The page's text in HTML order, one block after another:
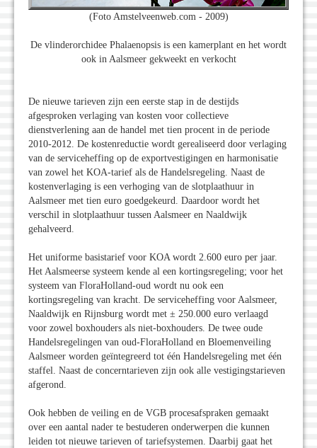
(Foto Amstelveenweb.com - 2009)
De vlinderorchidee Phalaenopsis is een kamerplant en het wordt
ook in Aalsmeer gekweekt en verkocht
De nieuwe tarieven zijn een eerste stap in de destijds
afgesproken verlaging van kosten voor collectieve
dienstverlening aan de handel met tien procent in de periode
2010-2012. De kostenreductie wordt gerealiseerd door verlaging
van de serviceheffing op de exportvestigingen en harmonisatie
van zowel het KOA-tarief als de Handelsregeling. Naast de
kostenverlaging is een verhoging van de slotplaathuur in
Aalsmeer met tien euro goedgekeurd. Daardoor wordt het
verschil in slotplaathuur tussen Aalsmeer en Naaldwijk
gehalveerd.
Het uniforme basistarief voor KOA wordt 2.600 euro per jaar.
Het Aalsmeerse systeem kende al een kortingsregeling; voor het
systeem van FloraHolland-oud wordt nu ook een
kortingsregeling van kracht. De serviceheffing voor Aalsmeer,
Naaldwijk en Rijnsburg wordt met ± 250.000 euro verlaagd
voor zowel boxhouders als niet-boxhouders. De twee oude
Handelsregelingen van oud-FloraHolland en Bloemenveiling
Aalsmeer worden geïntegreerd tot één Handelsregeling met één
staffel. Naast de concerntarieven zijn ook alle vestigingstarieven
afgerond.
Ook hebben de veiling en de VGB procesafspraken gemaakt
over een aantal nader te bestuderen onderwerpen die kunnen
leiden tot nieuwe tarieven of tariefsystemen. Daarbij gaat het